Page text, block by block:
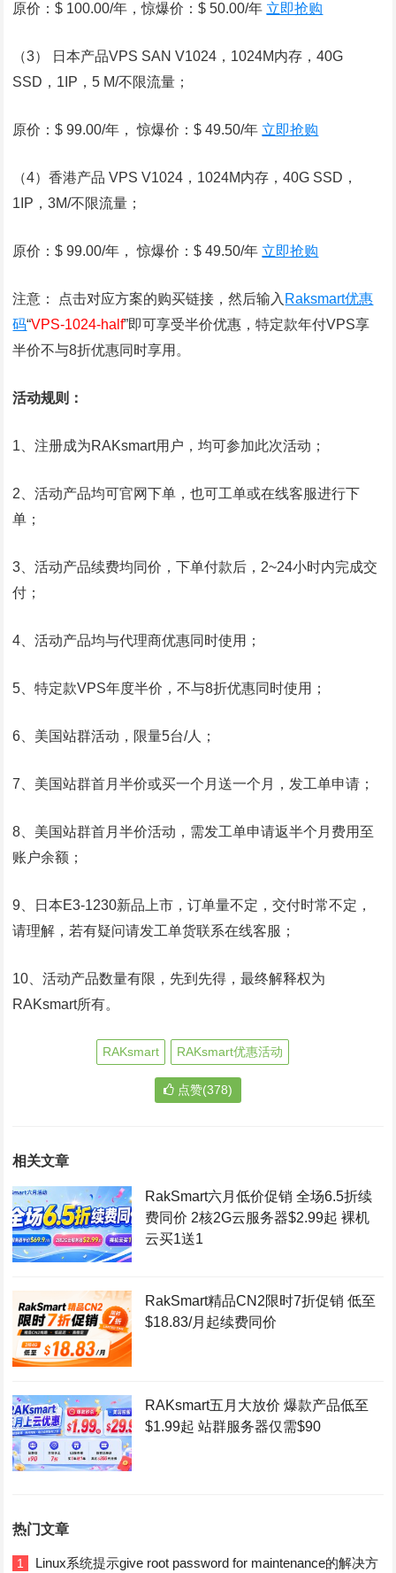
原价：$ 100.00/年，惊爆价：$ 50.00/年 立即抢购
（3） 日本产品VPS SAN V1024，1024M内存，40G
SSD，1IP，5 M/不限流量；
原价：$ 99.00/年， 惊爆价：$ 49.50/年 立即抢购
（4）香港产品 VPS V1024，1024M内存，40G SSD，
1IP，3M/不限流量；
原价：$ 99.00/年， 惊爆价：$ 49.50/年 立即抢购
注意： 点击对应方案的购买链接，然后输入 Raksmart优惠
码“VPS-1024-half”即可享受半价优惠，特定款年付VPS享
半价不与8折优惠同时享用。
活动规则：
1、注册成为RAKsmart用户，均可参加此次活动；
2、活动产品均可官网下单，也可工单或在线客服进行下
单；
3、活动产品续费均同价，下单付款后，2~24小时内完成交
付；
4、活动产品均与代理商优惠同时使用；
5、特定款VPS年度半价，不与8折优惠同时使用；
6、美国站群活动，限量5台/人；
7、美国站群首月半价或买一个月送一个月，发工单申请；
8、美国站群首月半价活动，需发工单申请返半个月费用至
账户余额；
9、日本E3-1230新品上市，订单量不定，交付时常不定，
请理解，若有疑问请发工单货联系在线客服；
10、活动产品数量有限，先到先得，最终解释权为
RAKsmart所有。
RAKsmart RAKsmart优惠活动
点赞(378)
相关文章
RakSmart六月低价促销 全场6.5折续
费同价 2核2G云服务器$2.99起 裸机
云买1送1
RakSmart精品CN2限时7折促销 低至
$18.83/月起续费同价
RAKsmart五月大放价 爆款产品低至
$1.99起 站群服务器仅需$90
热门文章
1
Linux系统提示give root password for maintenance的解决方